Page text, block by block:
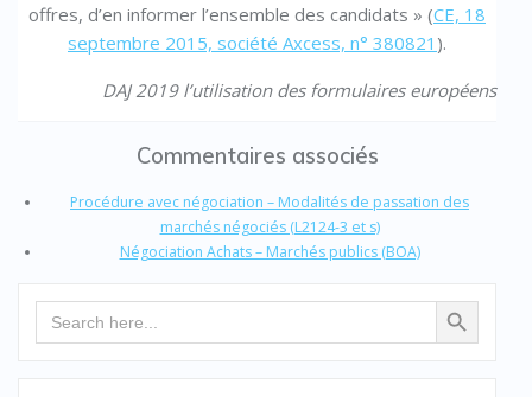
offres, d’en informer l’ensemble des candidats » (CE, 18
septembre 2015, société Axcess, n° 380821 ).
DAJ 2019 l’utilisation des formulaires européens
Commentaires associés
Procédure avec négociation – Modalités de passation des
marchés négociés (L2124-3 et s)
Négociation Achats – Marchés publics (BOA)
Search Search Button